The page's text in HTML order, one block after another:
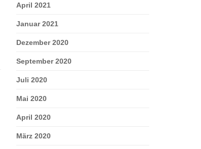
April 2021
Januar 2021
Dezember 2020
September 2020
Juli 2020
Mai 2020
April 2020
März 2020